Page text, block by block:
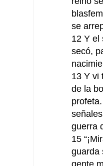
se
12 Y el
secó,
13 Y vi
de la
guerra
15
guarda
gente